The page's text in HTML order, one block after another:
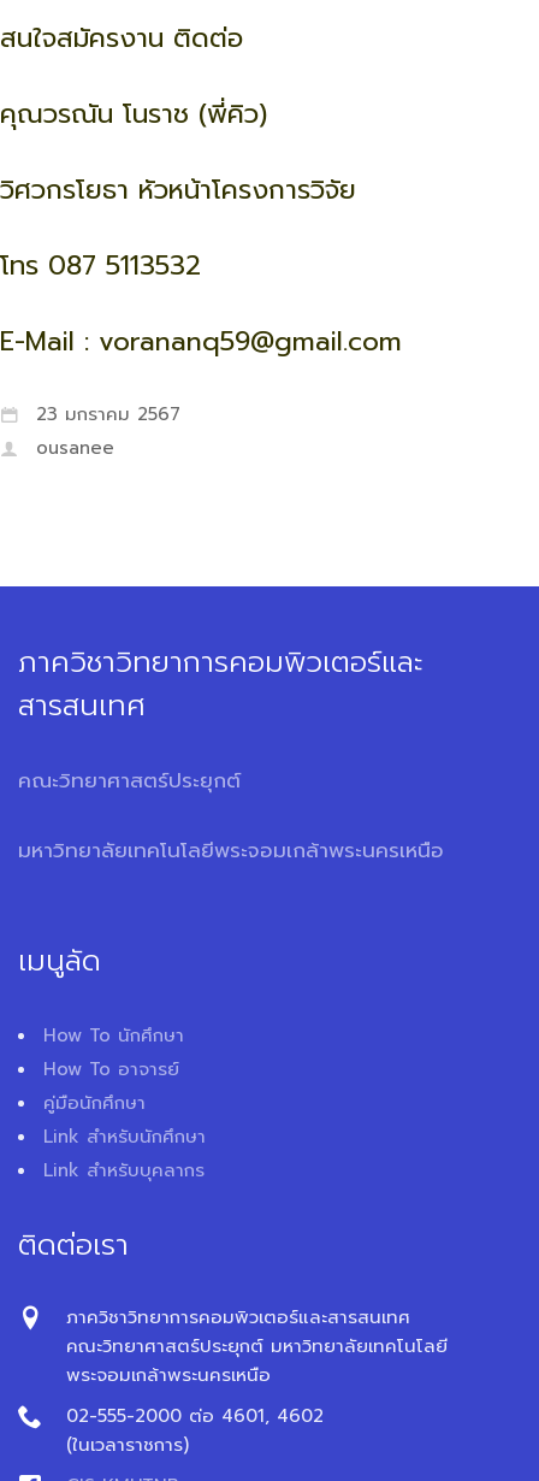
สนใจสมัครงาน ติดต่อ
คุณวรณัน โนราช (พี่คิว)
วิศวกรโยธา หัวหน้าโครงการวิจัย
โทร 087 5113532
E-Mail : vorananq59@gmail.com
23 มกราคม 2567
ousanee
ภาควิชาวิทยาการคอมพิวเตอร์และ
สารสนเทศ
คณะวิทยาศาสตร์ประยุกต์
มหาวิทยาลัยเทคโนโลยีพระจอมเกล้าพระนครเหนือ
เมนูลัด
How To นักศึกษา
How To อาจารย์
คู่มือนักศึกษา
Link สำหรับนักศึกษา
Link สำหรับบุคลากร
ติดต่อเรา
ภาควิชาวิทยาการคอมพิวเตอร์และสารสนเทศ
คณะวิทยาศาสตร์ประยุกต์ มหาวิทยาลัยเทคโนโลยี
พระจอมเกล้าพระนครเหนือ
02-555-2000 ต่อ 4601, 4602
(ในเวลาราชการ)